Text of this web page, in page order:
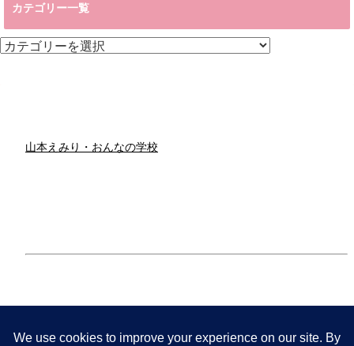
カテゴリー一覧
カ
山本えみり・おんなの学校